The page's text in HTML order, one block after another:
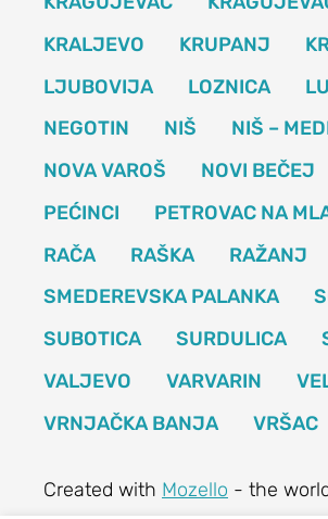
KRALJEVO
KRUPANJ
LJUBOVIJA
LOZNICA
NEGOTIN
NIŠ NIŠ –
NOVA VAROŠ
NOVI BEČEJ
PEĆINCI
PETROVAC NA
RAČA
RAŠKA RAŽANJ
SMEDEREVSKA PALANKA
SUBOTICA
SURDULICA
VALJEVO
VARVARIN
VRNJAČKA BANJA
VRŠAC
Created with Mozello - the